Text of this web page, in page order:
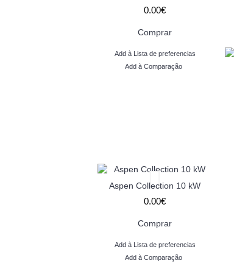
0.00€
Comprar
Add à Lista de preferencias
Add à Comparação
Aspen Collection 10 kW
0.00€
Comprar
Add à Lista de preferencias
Add à Comparação